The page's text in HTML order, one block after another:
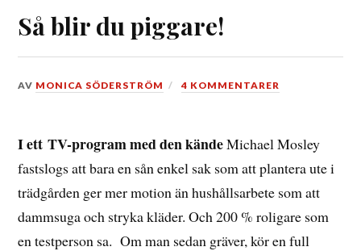
Så blir du piggare!
DEN
2017
AV MONICA SÖDERSTRÖM 4 KOMMENTARER
I ett TV-program med den kändeMichael Mosley
fastslogs att bara en sån enkel sak som att plantera ute i
trädgården ger mer motion än hushållsarbete som att
dammsuga och stryka kläder. Och 200 % roligare som
en testperson sa. Om man sedan gräver, kör en full